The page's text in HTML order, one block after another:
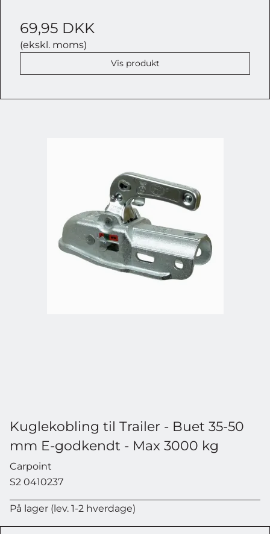
69,95 DKK
(ekskl. moms)
Vis produkt
Kuglekobling til Trailer - Buet 35-50
mm E-godkendt - Max 3000 kg
Carpoint
S2 0410237
På lager (lev. 1-2 hverdage)